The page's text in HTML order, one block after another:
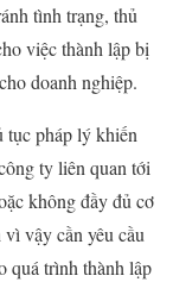
tình trạng, thủ
việc thành lập bị
doanh nghiệp.
tục pháp lý khiến
ty liên quan tới
không đầy đủ cơ
vậy cần yêu cầu
quá trình thành lập